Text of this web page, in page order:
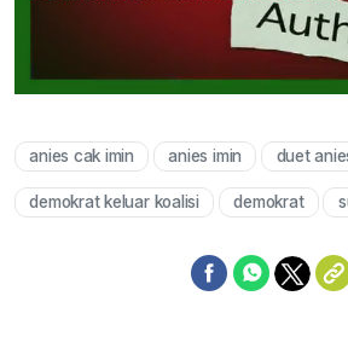
anies cak imin anies imin duet
demokrat keluar koalisi demokrat